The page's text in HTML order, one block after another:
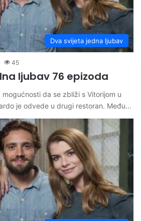
Dva svijeta jedna ljubav
45
ljubav 76 epizoda
mogućnosti da se zbliži s Vitorijom u
je odvede u drugi restoran. Među…